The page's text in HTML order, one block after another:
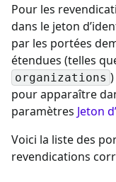
Pour les
dans le jeton
par les portées
étendues (telles
organizations
pour apparaître
paramètres Jeton
Voici la liste des
revendications